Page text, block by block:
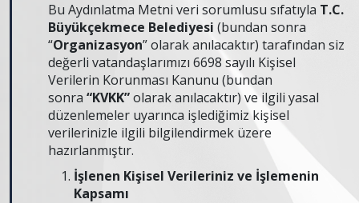
Bu Aydınlatma Metni veri sorumlusu sıfatıyla T.C.
Büyükçekmece Belediyesi (bundan sonra
“Organizasyon” olarak anılacaktır) tarafından siz
değerli vatandaşlarımızı 6698 sayılı Kişisel
Verilerin Korunması Kanunu (bundan
sonra “KVKK”olarak anılacaktır) ve ilgili yasal
düzenlemeler uyarınca işlediğimiz kişisel
verilerinizle ilgili bilgilendirmek üzere
hazırlanmıştır.
İşlenen Kişisel Verileriniz ve İşlemenin
Kapsamı